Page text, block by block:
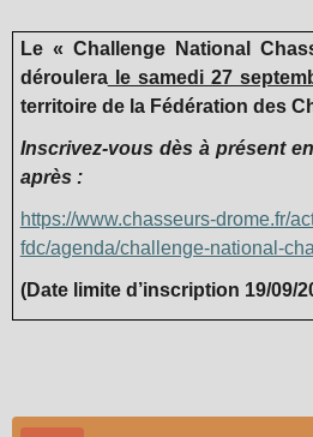
Le « Challenge National
déroulerale samedi 27
territoire de la Fédération des
Inscrivez-vous dès à présent
après :
https://www.chasseurs-drome.fr/
fdc/agenda/challenge-national-
(Date limite d’inscription 19/09/